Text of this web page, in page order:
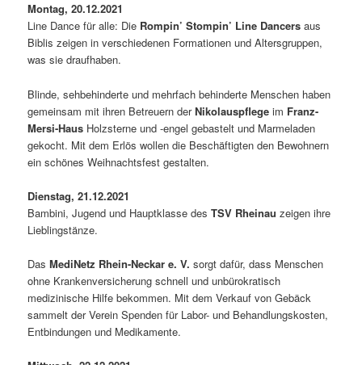
Montag, 20.12.2021
Line Dance für alle: Die Rompin’ Stompin’ Line Dancersaus
Biblis zeigen in verschiedenen Formationen und Altersgruppen,
was sie draufhaben.
Blinde, sehbehinderte und mehrfach behinderte Menschen haben
gemeinsam mit ihren Betreuern derNikolauspflege im Franz-
Mersi-Haus Holzsterne und -engel gebastelt und Marmeladen
gekocht. Mit dem Erlös wollen die Beschäftigten den Bewohnern
ein schönes Weihnachtsfest gestalten.
Dienstag, 21.12.2021
Bambini, Jugend und Hauptklasse des TSV Rheinauzeigen ihre
Lieblingstänze.
DasMediNetz Rhein-Neckar e. V.sorgt dafür, dass Menschen
ohne Krankenversicherung schnell und unbürokratisch
medizinische Hilfe bekommen. Mit dem Verkauf von Gebäck
sammelt der Verein Spenden für Labor- und Behandlungskosten,
Entbindungen und Medikamente.